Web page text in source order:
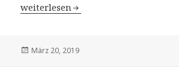
Gdynia Halbmarathon am 17. März
weiterlesen
Veröffentlicht
März 20, 2019